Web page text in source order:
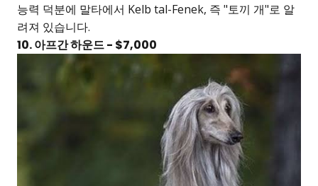
능력 덕분에 말타에서 Kelb tal-Fenek, 즉 "토끼 개"로 알
려져 있습니다.
10. 아프간 하운드 - $7,000